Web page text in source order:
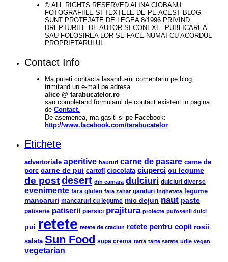
© ALL RIGHTS RESERVED ALINA CIOBANU
FOTOGRAFIILE SI TEXTELE DE PE ACEST BLOG
SUNT PROTEJATE DE LEGEA 8/1996 PRIVIND
DREPTURILE DE AUTOR SI CONEXE. PUBLICAREA
SAU FOLOSIREA LOR SE FACE NUMAI CU ACORDUL
PROPRIETARULUI.
Contact Info
Ma puteti contacta lasandu-mi comentariu pe blog,
trimitand un e-mail pe adresa
alice @ tarabucatelor.ro
sau completand formularul de contact existent in pagina
de Contact.
De asemenea, ma gasiti si pe Facebook:
http://www.facebook.com/tarabucatelor
Etichete
advertoriale aperitive bauturi carne de pasare carne de
porc carne de pui cartofi ciocolata ciuperci cu legume
de postdesert din camara dulciuri dulciuri diverse
evenimente fara gluten fara zahar ganduri inghetata legume
mancaruri mancaruri cu legume mic dejun naut paste
patiserie patiserii piersici prajitura proiecte pufosenii dulci
pui retete retete de craciun retete pentru copii rosii
salata Sun Food supa crema tarta tarte sarate utile vegan
vegetarian